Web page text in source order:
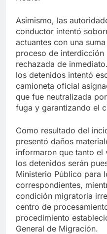
Asimismo, las
conductor intentó
actuantes con una
proceso de
rechazada de
los detenidos intentó
camioneta oficial
que fue neutralizada
fuga y garantizando el
Como resultado del
presentó daños
informaron que tanto
los detenidos serán
Ministerio Público para
correspondientes,
condición migratoria
centro de
procedimiento
General de Migración.